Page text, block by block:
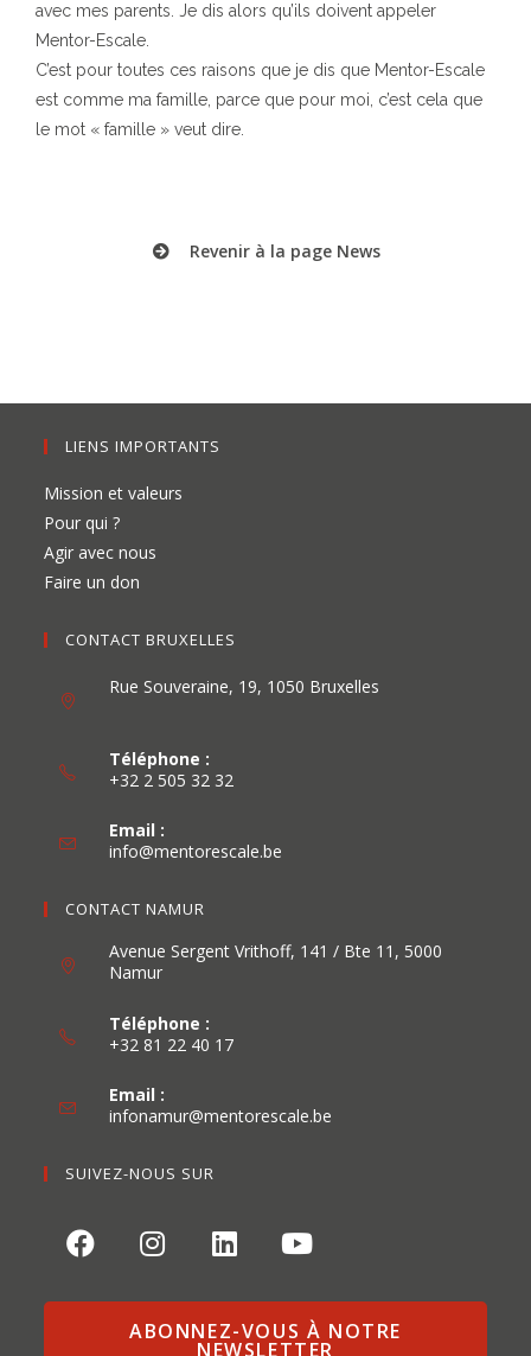
avec mes parents. Je dis alors qu’ils doivent appeler
Mentor-Escale.
C’est pour toutes ces raisons que je dis que Mentor-Escale
est comme ma famille, parce que pour moi, c’est cela que
le mot « famille » veut dire.
Revenir à la page News
LIENS IMPORTANTS
Mission et valeurs
Pour qui ?
Agir avec nous
Faire un don
CONTACT BRUXELLES
Rue Souveraine, 19, 1050 Bruxelles
Téléphone :
+32 2 505 32 32
Email :
info@mentorescale.be
CONTACT NAMUR
Avenue Sergent Vrithoff, 141 / Bte 11, 5000
Namur
Téléphone :
+32 81 22 40 17
Email :
infonamur@mentorescale.be
SUIVEZ-NOUS SUR
ABONNEZ-VOUS À NOTRE
NEWSLETTER